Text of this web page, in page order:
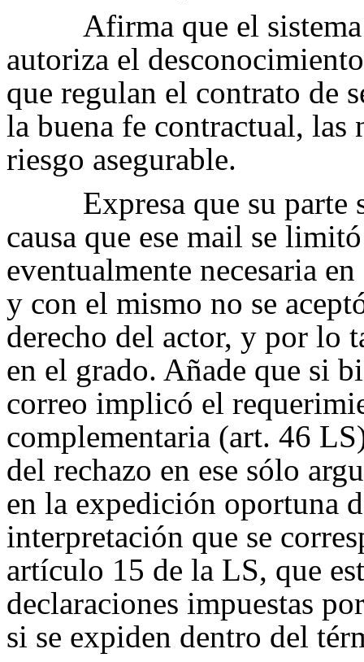
Afirma que el
autoriza el
que regulan el contrato de
la buena fe contractual, las
riesgo asegurable.
Expresa que su
causa que ese mail se
eventualmente necesaria
y con el mismo no se
derecho del actor, y por lo
en el grado. Añade que si
correo implicó el
complementaria (art. 46
del rechazo en ese sólo
en la expedición oportuna
interpretación que se
artículo 15 de la LS, que
declaraciones impuestas
si se expiden dentro del